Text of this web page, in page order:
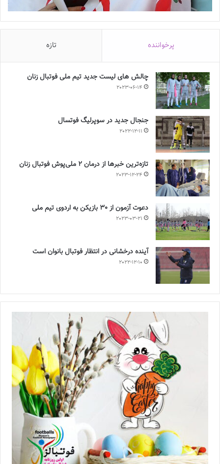
پرخواننده تازه
چالش هاى ليست جدید تيم ملى فوتبال زنان
2023-06-14
جنجال جدید در سوپرلیگ فوتسال
2022-12-11
تازه‌ترین خبرها از درمان ۲ ملی‌پوش فوتبال زنان
2023-12-24
دعوت آزمون از 30 بازیکن به اردوی تیم ملی
2023-03-21
آینده درخشانی در انتظار فوتبال بانوان است
2022-12-10